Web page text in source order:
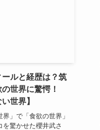
ルと経歴は？筑
世界に驚愕！
世界】
界」で「食欲の世界」
を驚かせた櫻井武さ